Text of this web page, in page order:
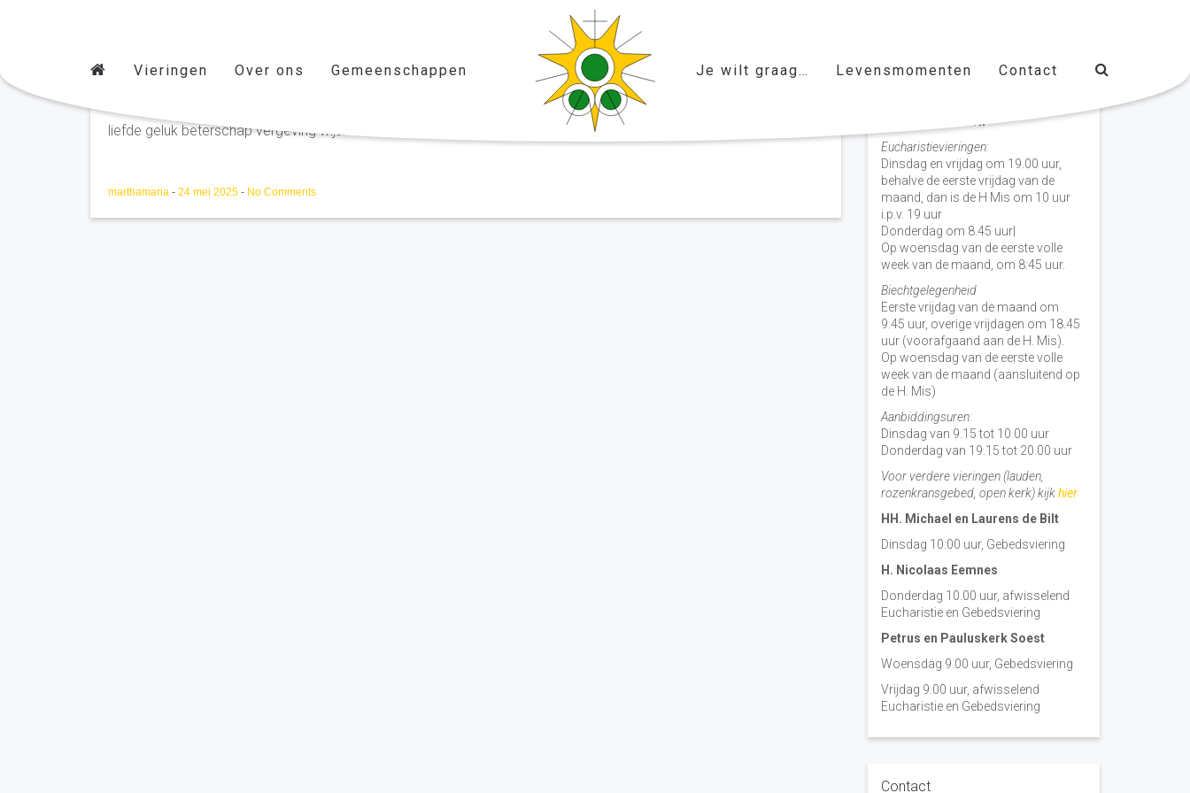
Vieringen Over ons Gemeenschappen Je wilt graag… Levensmomenten Contact
liefde geluk beterschap vergeving wijsheid....vier het leven
marthamaria - 24 mei 2025 - No Comments
Vieringen door de week
H. Nicolaas Baarn
Eucharistievieringen:
Dinsdag en vrijdag om 19.00 uur,
behalve de eerste vrijdag van de
maand, dan is de H Mis om 10 uur
i.p.v. 19 uur
Donderdag om 8.45 uur|
Op woensdag van de eerste volle
week van de maand, om 8:45 uur.
Biechtgelegenheid
Eerste vrijdag van de maand om
9.45 uur, overige vrijdagen om 18.45
uur (voorafgaand aan de H. Mis).
Op woensdag van de eerste volle
week van de maand (aansluitend op
de H. Mis)
Aanbiddingsuren:
Dinsdag van 9.15 tot 10.00 uur
Donderdag van 19.15 tot 20.00 uur
Voor verdere vieringen (lauden,
rozenkransgebed, open kerk) kijkhier
HH. Michael en Laurens de Bilt
Dinsdag 10:00 uur, Gebedsviering
H. Nicolaas Eemnes
Donderdag 10.00 uur, afwisselend
Eucharistie en Gebedsviering
Petrus en Pauluskerk Soest
Woensdag 9.00 uur, Gebedsviering
Vrijdag 9.00 uur, afwisselend
Eucharistie en Gebedsviering
Contact